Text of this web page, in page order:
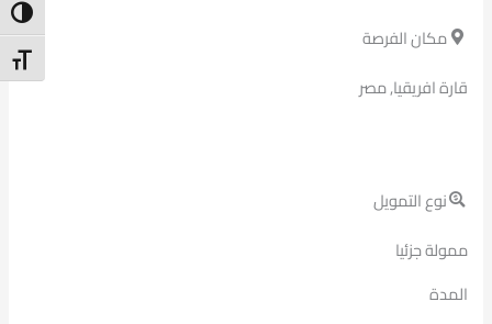
مكان الفرصة
قارة افريقيا, مصر
نوع التمويل
ممولة جزئيا
المدة